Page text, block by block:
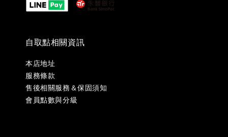
自取點相關資訊
本店地址
服務條款
售後相關服務＆保固須知
會員點數與分級